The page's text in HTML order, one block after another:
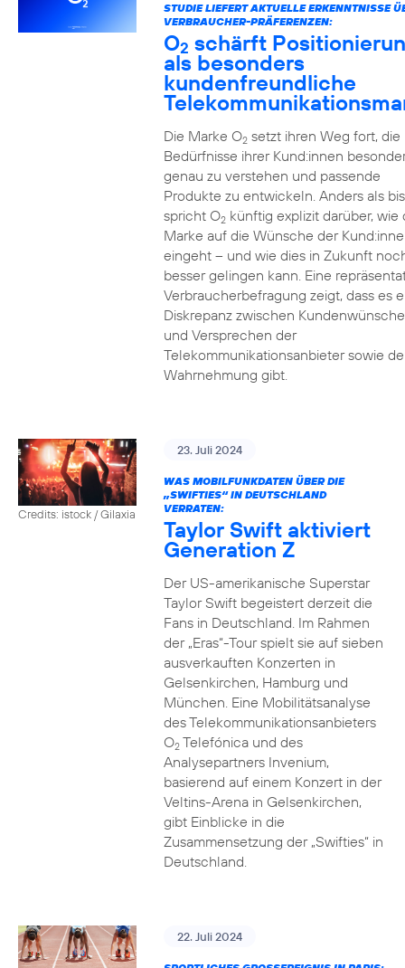
STUDIE LIEFERT AKTUELLE ERKENNTNISSE
VERBRAUCHER-PRÄFERENZEN:
O2 schärft
als besonders
kundenfreundliche
Die Marke O2setzt ihren Weg fort, die
Bedürfnisse ihrer Kund:innen
genau zu verstehen und passende
Produkte zu entwickeln. Anders als
spricht O2künftig explizit darüber, wie
Marke auf die Wünsche der
eingeht – und wie dies in Zukunft
besser gelingen kann. Eine
Verbraucherbefragung zeigt, dass es
Diskrepanz zwischen
und Versprechen der
Telekommunikationsanbieter sowie
Wahrnehmung gibt.
Credits: istock / Gilaxia
23. Juli 2024
WAS MOBILFUNKDATEN ÜBER DIE
„SWIFTIES“ IN DEUTSCHLAND
VERRATEN:
Taylor Swift aktiviert
Generation Z
Der US-amerikanische Superstar
Taylor Swift begeistert derzeit die
Fans in Deutschland. Im Rahmen
der „Eras“-Tour spielt sie auf sieben
ausverkauften Konzerten in
Gelsenkirchen, Hamburg und
München. Eine Mobilitätsanalyse
des Telekommunikationsanbieters
O2Telefónica und des
Analysepartners Invenium,
basierend auf einem Konzert in der
Veltins-Arena in Gelsenkirchen,
gibt Einblicke in die
Zusammensetzung der „Swifties“ in
Deutschland.
22. Juli 2024